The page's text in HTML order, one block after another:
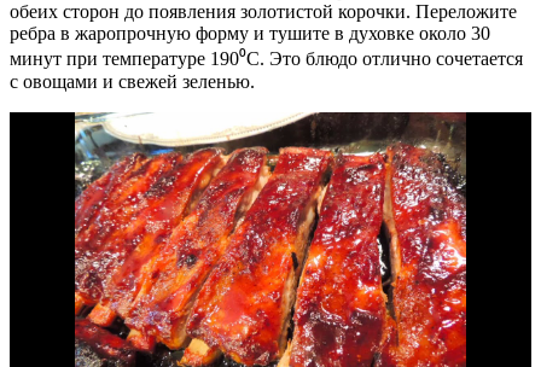
обеих сторон до появления золотистой корочки. Переложите
ребра в жаропрочную форму и тушите в духовке около 30
минут при температуре 190⁰С. Это блюдо отлично сочетается
с овощами и свежей зеленью.